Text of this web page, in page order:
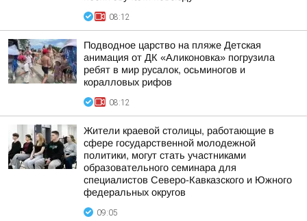
08:12
Подводное царство на пляже Детская
анимация от ДК «Аликоновка» погрузила
ребят в мир русалок, осьминогов и
коралловых рифов
08:12
Жители краевой столицы, работающие в
сфере государственной молодежной
политики, могут стать участниками
образовательного семинара для
специалистов Северо-Кавказского и Южного
федеральных округов
09:05